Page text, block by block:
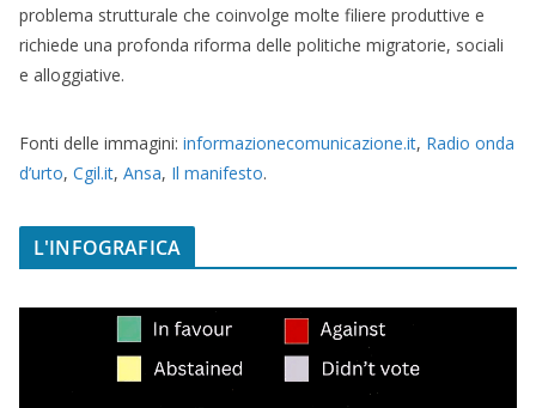
problema strutturale che coinvolge molte filiere produttive e
richiede una profonda riforma delle politiche migratorie, sociali
e alloggiative.
Fonti delle immagini: informazionecomunicazione.it, Radio onda
d’urto, Cgil.it, Ansa, Il manifesto.
L'INFOGRAFICA